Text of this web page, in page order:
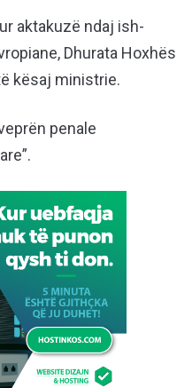
aktakuzë ndaj ish-
Dhurata Hoxhës
kësaj ministrie.
penale